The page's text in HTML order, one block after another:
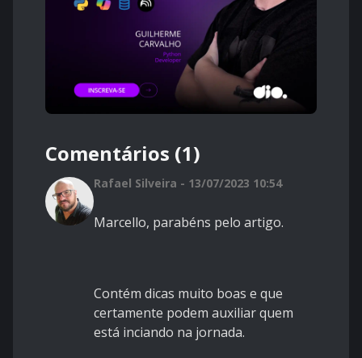
Comentários (1)
Rafael Silveira - 13/07/2023 10:54
Marcello, parabéns pelo artigo.
Contém dicas muito boas e que
certamente podem auxiliar quem
está inciando na jornada.